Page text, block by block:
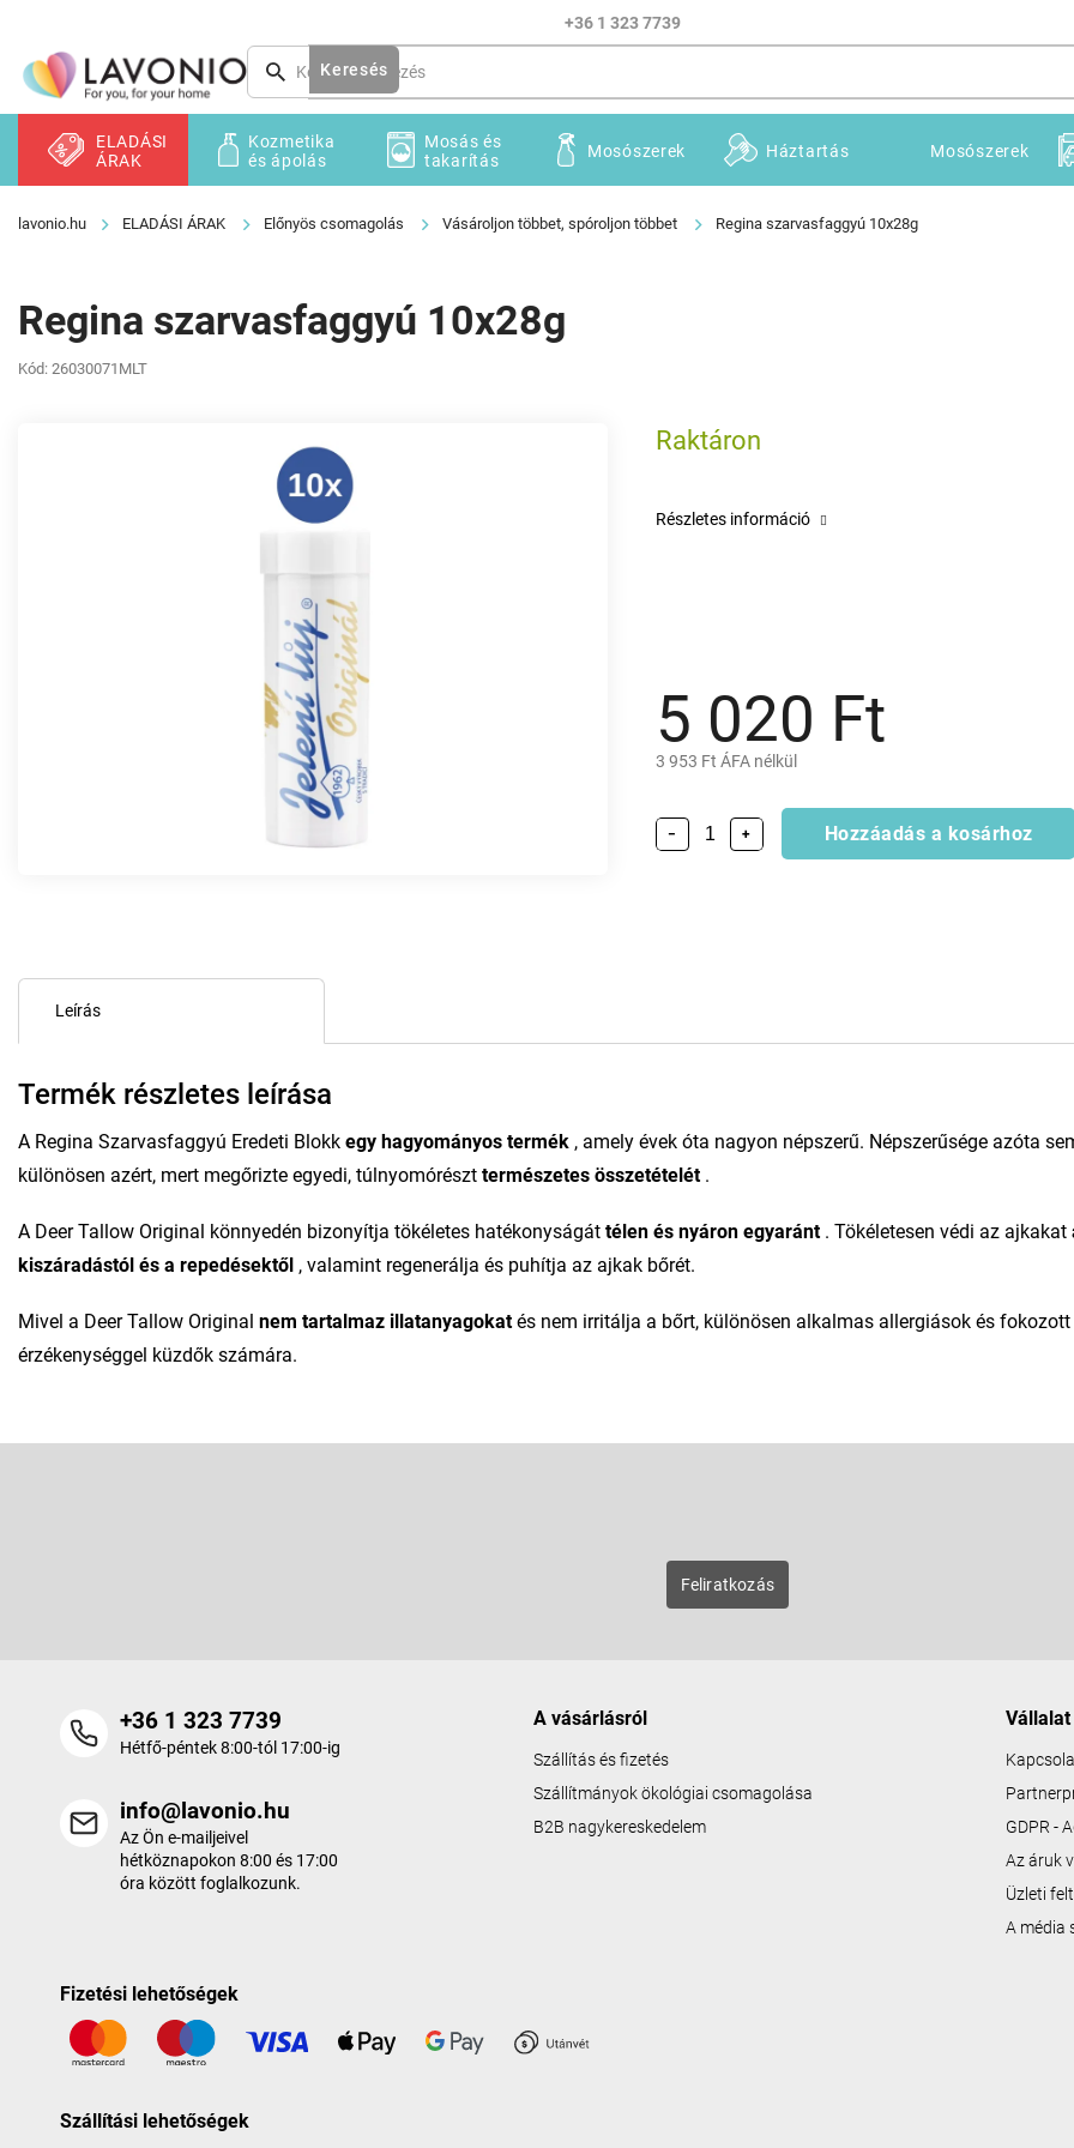
tartalomhoz
+36 1 323 7739
Keresés
ELADÁSI
ÁRAK
Kozmetika
és ápolás
Mosás és
takarítás
Mosószerek Háztartás Mosószerek
ELADÁSI ÁRAK Előnyös csomagolás Vásároljon többet, spóroljon többet Regina szarvasfaggyú 10x28g
Regina szarvasfaggyú 10x28g
Kód: 26030071MLT
5 020 Ft
3 953 Ft ÁFA nélkül
Raktáron
+
− Hozzáadás a kosárhoz
Részletes információ
Leírás
Termék részletes leírása
A Regina Szarvasfaggyú Eredeti Blokk egy hagyományos termék , amely évek óta nagyon népszerű. Népszerűsége azóta
különösen azért, mert megőrizte egyedi, túlnyomórészt természetes összetételét.
A Deer Tallow Original könnyedén bizonyítja tökéletes hatékonyságát télen és nyáron egyaránt. Tökéletesen védi az ajkakat
kiszáradástól és a repedésektől , valamint regenerálja és puhítja az ajkak bőrét.
Mivel a Deer Tallow Original nem tartalmaz illatanyagokatés nem irritálja a bőrt, különösen alkalmas allergiások és fokozott
érzékenységgel küzdők számára.
Feliratkozás
+36 1 323 7739
Hétfő-péntek 8:00-tól 17:00-ig
info@lavonio.hu
Az Ön e-mailjeivel
hétköznapokon 8:00 és 17:00
óra között foglalkozunk.
A vásárlásról
Szállítás és fizetés
Szállítmányok ökológiai csomagolása
B2B nagykereskedelem
Vállalat
GDPR -
Az áruk
Üzleti
A média
Fizetési lehetőségek
Szállítási lehetőségek